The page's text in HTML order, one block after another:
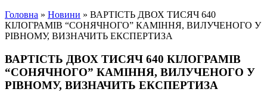
Головна » Новини » ВАРТІСТЬ ДВОХ ТИСЯЧ 640
КІЛОГРАМІВ “СОНЯЧНОГО” КАМІННЯ, ВИЛУЧЕНОГО У
РІВНОМУ, ВИЗНАЧИТЬ ЕКСПЕРТИЗА
ВАРТІСТЬ ДВОХ ТИСЯЧ 640 КІЛОГРАМІВ
“СОНЯЧНОГО” КАМІННЯ, ВИЛУЧЕНОГО У
РІВНОМУ, ВИЗНАЧИТЬ ЕКСПЕРТИЗА